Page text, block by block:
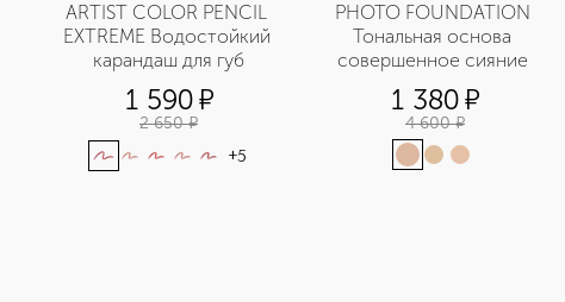
ARTIST COLOR PENCIL
EXTREME Водостойкий
карандаш для губ
1 590¤
2 650 ¤
+5
PHOTO FOUNDATION
Тональная основа
1 380¤
4 600 ¤